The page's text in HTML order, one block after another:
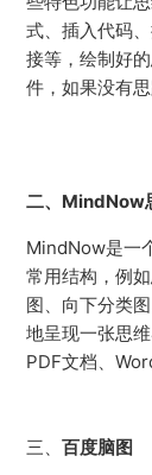
式、插入代码
接等，绘制好
件，如果没有
二、MindNow
MindNow是一
常用结构，例
图、向下分类
地呈现一张思
PDF文档、
三、百度脑图